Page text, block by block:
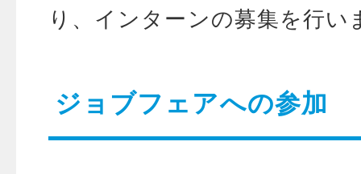
り、インターンの募集を行い
ジョブフェアへの参加